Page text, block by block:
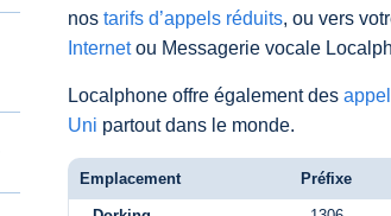
nos tarifs d’appels réduits, ou vers
Internetou Messagerie vocale
Localphone offre également des
Uni partout dans le monde.
Emplacement Préfixe